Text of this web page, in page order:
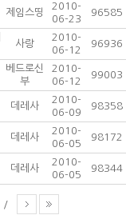
제임스띵
2010-
06-23
96585
사랑
2010-
06-12
96936
베드로신
부
2010-
06-12
99003
데레사
2010-
06-09
98358
데레사
2010-
06-05
98172
데레사
2010-
06-05
98344
/